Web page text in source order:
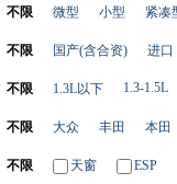
不限 微型 小型 紧凑
不限 国产(含合资) 进口
不限 1.3L以下 1.3-1.5L
不限 大众 丰田 本田
不限 天窗 ESP